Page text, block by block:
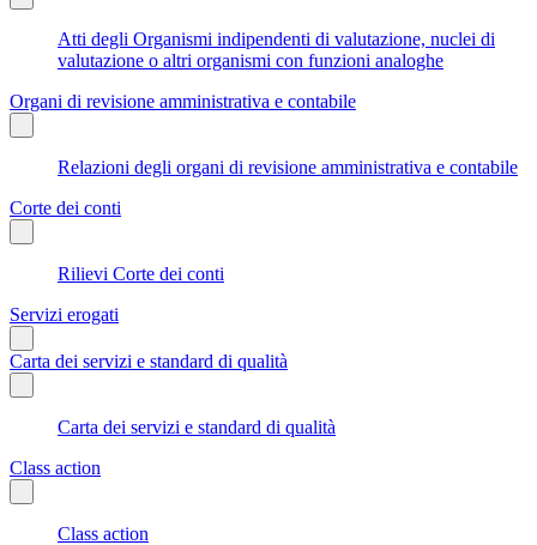
Atti degli Organismi indipendenti di valutazione, nuclei di
valutazione o altri organismi con funzioni analoghe
Organi di revisione amministrativa e contabile
Relazioni degli organi di revisione amministrativa e contabile
Corte dei conti
Rilievi Corte dei conti
Servizi erogati
Carta dei servizi e standard di qualità
Carta dei servizi e standard di qualità
Class action
Class action